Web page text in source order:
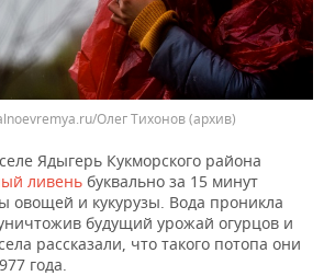
Олег Тихонов(архив)
Ядыгерь Кукморского района
ливень буквально за 15 минут
овощей и кукурузы. Вода проникла
будущий урожай огурцов и
рассказали, что такого потопа они
года.